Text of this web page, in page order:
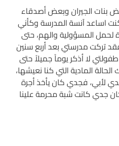
بنات الجيران وبعض أصدقاء
اساعد آنسة المدرسة وكأني
المسؤولية والهم، حتى
تركت مدرستي بعد أربع سنين
لا أذكر يوماً جميلاً حتى
المادية التي كنا نعيشها،
لأبي، فجدي كان يأخذ أجرة
جدي كانت شبة محرمة علينا